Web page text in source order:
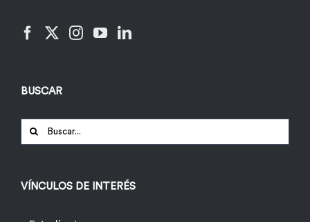
BUSCAR
Buscar:
VÍNCULOS DE INTERÉS